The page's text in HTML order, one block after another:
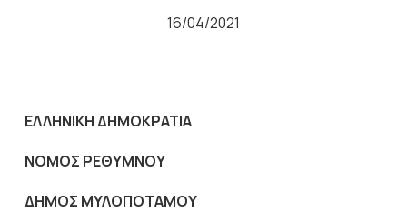
16/04/2021
ΕΛΛΗΝΙΚΗ ΔΗΜΟΚΡΑΤΙΑ
NOMOΣ ΡΕΘΥΜΝΟΥ
ΔΗΜΟΣ ΜΥΛΟΠΟΤΑΜΟΥ